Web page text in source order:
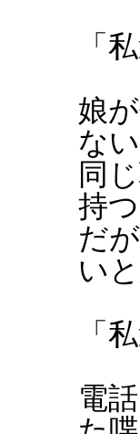
「
娘
ない
同
持
だ
い
「
電